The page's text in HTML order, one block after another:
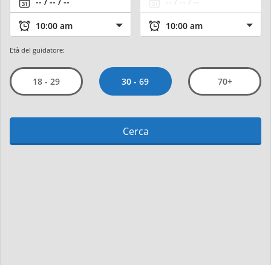
Età del guidatore:
18 - 29 30 - 69 70+
Cerca